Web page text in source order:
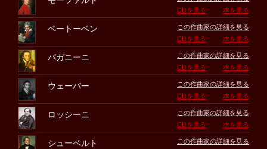
CDを見る
本を見る
ベートーベン
この作曲家の詳細を見る
CDを見る
本を見る
パガニーニ
この作曲家の詳細を見る
CDを見る
本を見る
ウェーバー
この作曲家の詳細を見る
CDを見る
本を見る
ロッシーニ
この作曲家の詳細を見る
CDを見る
本を見る
シューベルト
この作曲家の詳細を見る